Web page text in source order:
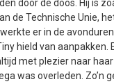
door de doos. Hij is
de Technische Unie,
er in de
hield van
met plezier naar
was overleden. Zo’n